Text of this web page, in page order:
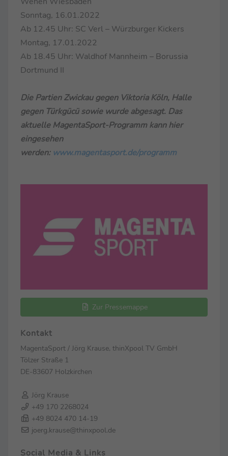
Sonntag, 16.01.2022
Ab 12.45 Uhr: SC Verl – Würzburger Kickers
Montag, 17.01.2022
Ab 18.45 Uhr: Waldhof Mannheim – Borussia
Dortmund II
Die Partien Zwickau gegen Viktoria Köln, Halle
gegen Türkgücü sowie wurde abgesagt. Das
aktuelle MagentaSport-Programm kann hier
eingesehen
werden: www.magentasport.de/programm
Zur Pressemappe
Kontakt
MagentaSport / Jörg Krause, thinXpool TV GmbH
Tölzer Straße 1
DE-83607 Holzkirchen
Jörg Krause
+49 170 2268024
+49 8024 470 14-19
joerg.krause@thinxpool.de
Social Media & Links